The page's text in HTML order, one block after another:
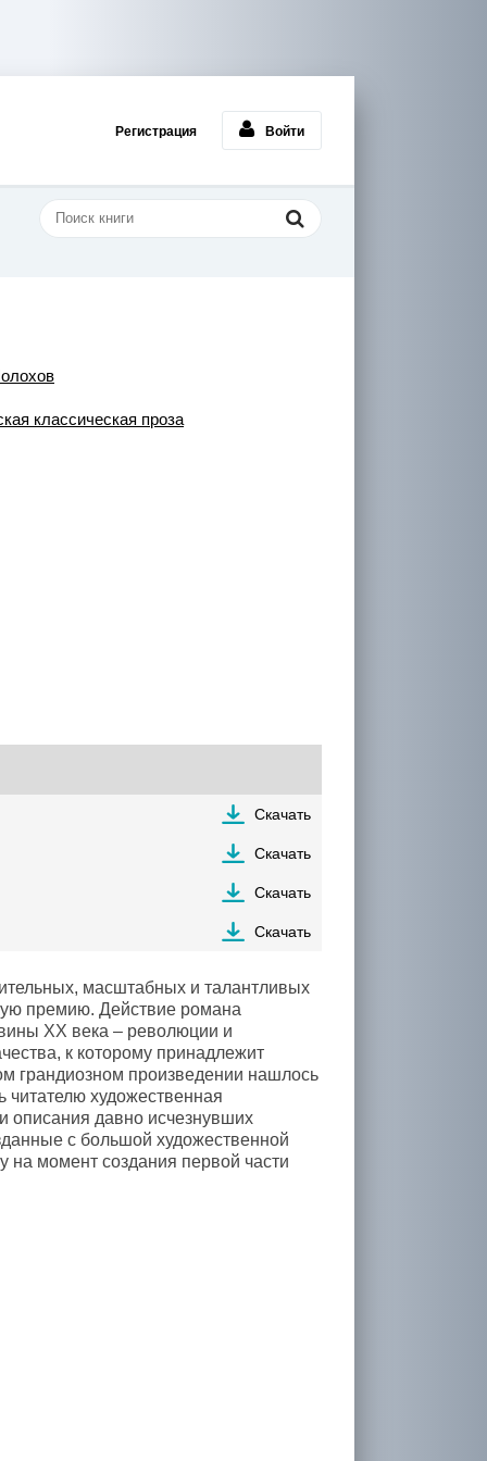
Регистрация Войти
классическая проза
Скачать
Скачать
Скачать
Скачать
масштабных и талантливых
премию. Действие романа
ХХ века – революции и
к которому принадлежит
грандиозном произведении нашлось
читателю художественная
описания давно исчезнувших
с большой художественной
момент создания первой части